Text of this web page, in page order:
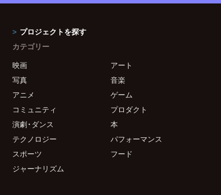
プロジェクトを探す
カテゴリー
映画
アート
写真
音楽
アニメ
ゲーム
コミュニティ
プロダクト
演劇・ダンス
本
テクノロジー
パフォーマンス
スポーツ
フード
ジャーナリズム